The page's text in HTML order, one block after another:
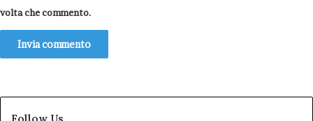
volta che commento.